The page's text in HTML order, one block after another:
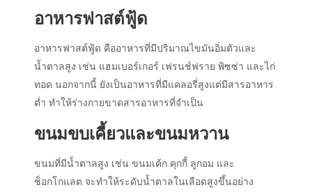
อาหารฟาสต์ฟู้ด
อาหารฟาสต์ฟู้ด คืออาหารที่มีปริมาณไขมันอิ่มตัวและ
น้ำตาลสูง เช่น แฮมเบอร์เกอร์ เฟรนช์ฟราย พิซซ่า และไก่
ทอด นอกจากนี้ ยังเป็นอาหารที่มีแคลอรี่สูงแต่มีสารอาหาร
ต่ำ ทำให้ร่างกายขาดสารอาหารที่จำเป็น
ขนมขบเคี้ยวและขนมหวาน
ขนมที่มีน้ำตาลสูง เช่น ขนมเค้ก คุกกี้ ลูกอม และ
ช็อกโกแลต จะทำให้ระดับน้ำตาลในเลือดสูงขึ้นอย่าง